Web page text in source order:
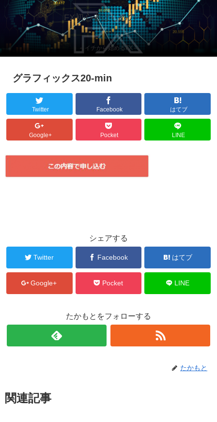
FX初心者はじめの一歩
～イチから始めるFX～
グラフィックス20-min
Twitter Facebook はてブ
Google+ Pocket LINE
シェアする
Twitter Facebook はてブ
Google+ Pocket LINE
たかもとをフォローする
たかもと
関連記事